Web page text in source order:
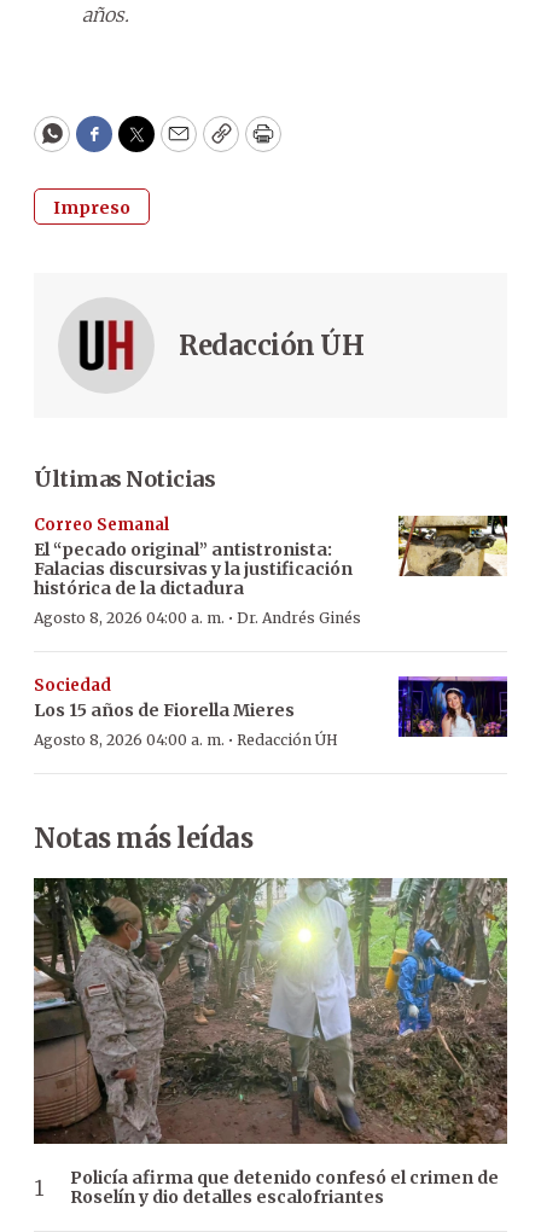
años.
WhatsApp
Facebook
Twitter
EmailCopyPrint
Impreso
Redacción ÚH
Últimas Noticias
Correo Semanal
El “pecado original” antistronista:
Falacias discursivas y la justificación
histórica de la dictadura
Agosto 8, 2026 04:00 a. m. · Dr. Andrés Ginés
Sociedad
Los 15 años de Fiorella Mieres
Agosto 8, 2026 04:00 a. m. · Redacción ÚH
Notas más leídas
Policía afirma que detenido confesó el crimen de
Roselín y dio detalles escalofriantes